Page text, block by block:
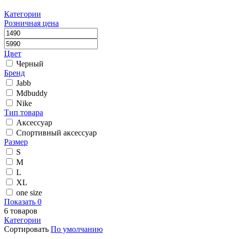
Категории
Розничная цена
Цвет
Черный
Бренд
Jabb
Mdbuddy
Nike
Тип товара
Аксессуар
Спортивный аксессуар
Размер
S
M
L
XL
one size
Показать 0
6 товаров
Категории
Сортировать По умолчанию